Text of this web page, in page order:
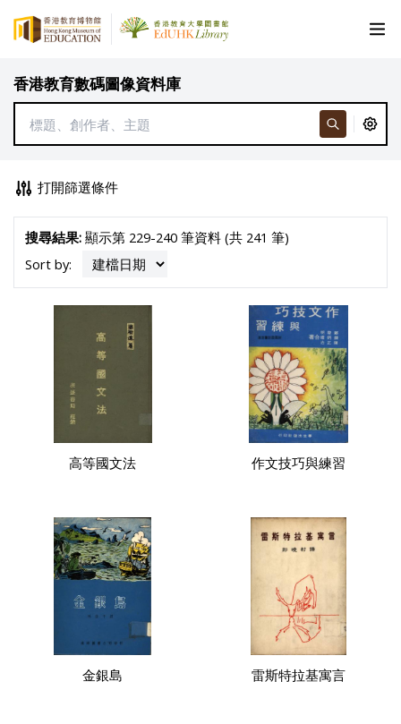
香港教育數碼圖像資料庫
打開篩選條件
搜尋結果:顯示第 229-240 筆資料 (共 241 筆)
Sort by:
高等國文法 作文技巧與練習
金銀島 雷斯特拉基寓言